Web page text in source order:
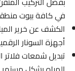
في كافة بيوت منطقة
الكشف عن خرير المياه
أجهزة السونار
تبديل شمعات فلاتر